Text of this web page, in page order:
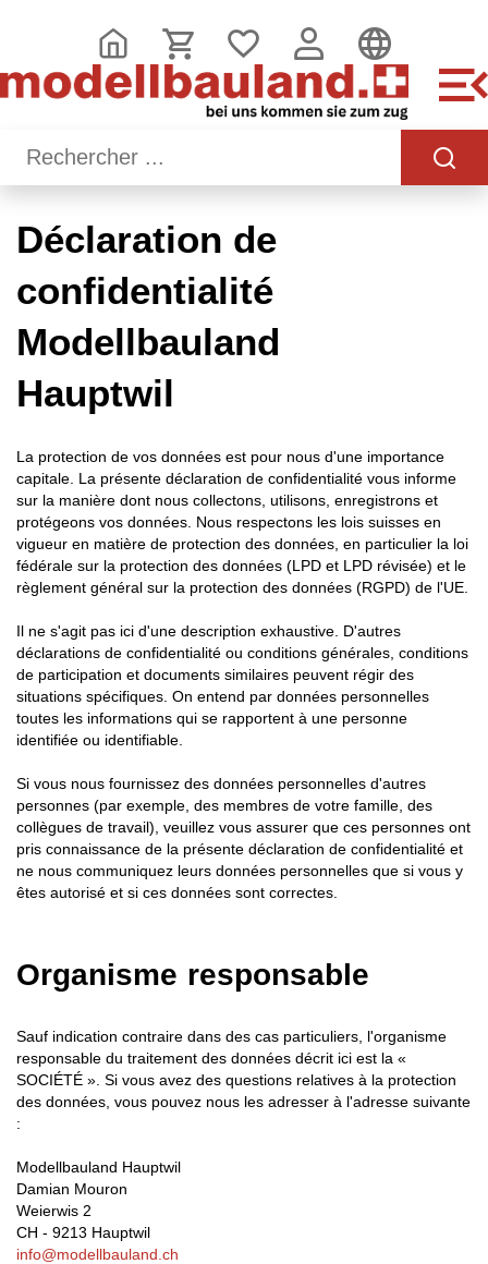
Déclaration de
confidentialité
Modellbauland
Hauptwil
La protection de vos données est pour nous d'une importance
capitale. La présente déclaration de confidentialité vous informe
sur la manière dont nous collectons, utilisons, enregistrons et
protégeons vos données. Nous respectons les lois suisses en
vigueur en matière de protection des données, en particulier la loi
fédérale sur la protection des données (LPD et LPD révisée) et le
règlement général sur la protection des données (RGPD) de l'UE.
Il ne s'agit pas ici d'une description exhaustive. D'autres
déclarations de confidentialité ou conditions générales, conditions
de participation et documents similaires peuvent régir des
situations spécifiques. On entend par données personnelles
toutes les informations qui se rapportent à une personne
identifiée ou identifiable.
Si vous nous fournissez des données personnelles d'autres
personnes (par exemple, des membres de votre famille, des
collègues de travail), veuillez vous assurer que ces personnes ont
pris connaissance de la présente déclaration de confidentialité et
ne nous communiquez leurs données personnelles que si vous y
êtes autorisé et si ces données sont correctes.
Organisme responsable
Sauf indication contraire dans des cas particuliers, l'organisme
responsable du traitement des données décrit ici est la «
SOCIÉTÉ ». Si vous avez des questions relatives à la protection
des données, vous pouvez nous les adresser à l'adresse suivante
:
Modellbauland Hauptwil
Damian Mouron
Weierwis 2
CH - 9213 Hauptwil
info@modellbauland.ch